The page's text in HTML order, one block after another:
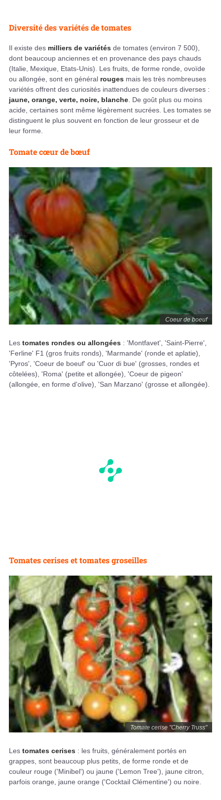
Diversité des variétés de tomates
Il existe des milliers de variétés de tomates (environ 7 500),
dont beaucoup anciennes et en provenance des pays chauds
(Italie, Mexique, Etats-Unis). Les fruits, de forme ronde, ovoïde
ou allongée, sont en général rouges mais les très nombreuses
variétés offrent des curiosités inattendues de couleurs diverses :
jaune, orange, verte, noire, blanche . De goût plus ou moins
acide, certaines sont même légèrement sucrées. Les tomates se
distinguent le plus souvent en fonction de leur grosseur et de
leur forme.
Tomate cœur de bœuf
Coeur de boeuf
Les tomates rondes ou allongées : 'Montfavet', 'Saint-Pierre',
'Ferline' F1 (gros fruits ronds), 'Marmande' (ronde et aplatie),
'Pyros', 'Coeur de boeuf' ou 'Cuor di bue' (grosses, rondes et
côtelées), 'Roma' (petite et allongée), 'Coeur de pigeon'
(allongée, en forme d'olive), 'San Marzano' (grosse et allongée).
Tomates cerises et tomates groseilles
Tomate cerise "Cherry Truss"
Les tomates cerises : les fruits, généralement portés en
grappes, sont beaucoup plus petits, de forme ronde et de
couleur rouge ('Minibel') ou jaune ('Lemon Tree'), jaune citron,
parfois orange, jaune orange ('Cocktail Clémentine') ou noire.